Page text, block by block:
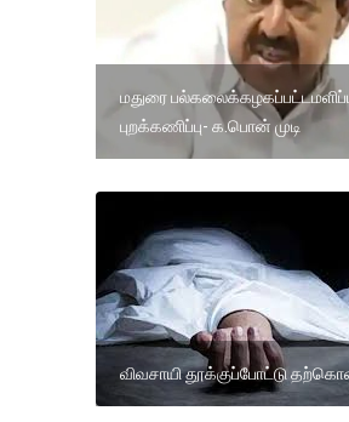
மதுரை
புறக்கணிப்பு- க.பொன் முடி
விவசாயி தூக்குப்போட்டு